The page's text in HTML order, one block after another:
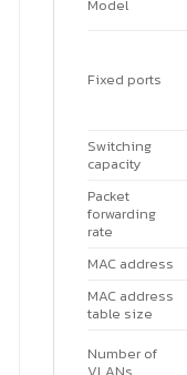
Model
Fixed ports
Switching
capacity
Packet
forwarding
rate
MAC address
MAC address
table size
Number of